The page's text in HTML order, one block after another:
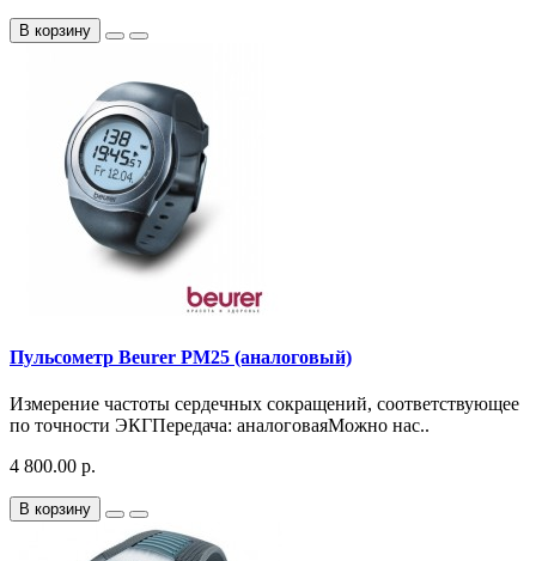
В корзину
Пульсометр Beurer PM25 (аналоговый)
Измерение частоты сердечных сокращений, соответствующее
по точности ЭКГПередача: аналоговаяМожно нас..
4 800.00 р.
В корзину